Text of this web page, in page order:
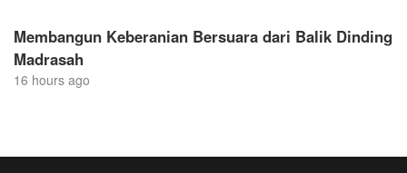
Membangun Keberanian Bersuara dari Balik Dinding
Madrasah
16 hours ago